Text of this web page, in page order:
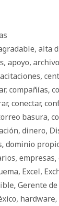
, alta
, apoyo,
,
, compañías,
, conectar,
basura,
, dinero,
, dominio
, empresas,
, Excel,
, Gerente
, hardware,